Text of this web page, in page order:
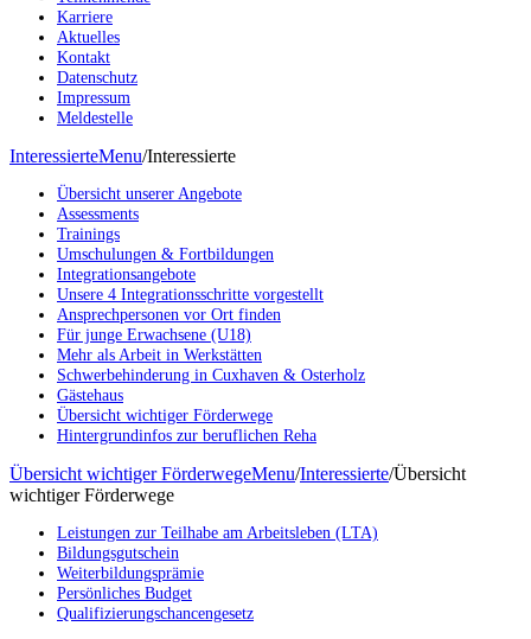
Karriere
Aktuelles
Kontakt
Datenschutz
Impressum
Meldestelle
InteressierteMenu/Interessierte
Übersicht unserer Angebote
Assessments
Trainings
Umschulungen & Fortbildungen
Integrationsangebote
Unsere 4 Integrationsschritte vorgestellt
Ansprechpersonen vor Ort finden
Für junge Erwachsene (U18)
Mehr als Arbeit in Werkstätten
Schwerbehinderung in Cuxhaven & Osterholz
Gästehaus
Übersicht wichtiger Förderwege
Hintergrundinfos zur beruflichen Reha
Übersicht wichtiger FörderwegeMenu/Interessierte/Übersicht
wichtiger Förderwege
Leistungen zur Teilhabe am Arbeitsleben (LTA)
Bildungsgutschein
Weiterbildungsprämie
Persönliches Budget
Qualifizierungschancengesetz